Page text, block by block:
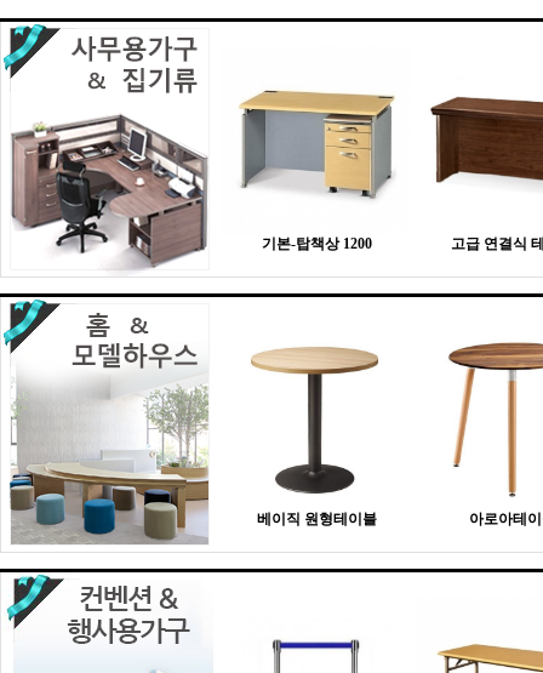
기본-탑책상 1200 고급 연결식
베이직 원형테이블 아로아테